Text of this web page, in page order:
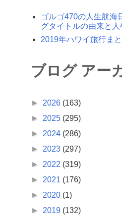
ゴルゴ470の人生航海
グタイトルの由来と
2019年ハワイ旅行ま
ブログ アー
► 2026 (163)
► 2025 (295)
► 2024 (286)
► 2023 (297)
► 2022 (319)
► 2021 (176)
► 2020 (1)
► 2019 (132)